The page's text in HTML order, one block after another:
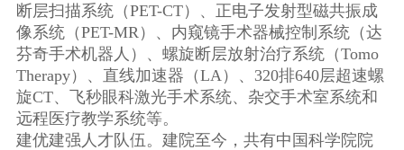
断层扫描系统（PET-CT）、正电子发射型磁共振成
像系统（PET-MR）、内窥镜手术器械控制系统（达
芬奇手术机器人）、螺旋断层放射治疗系统（Tomo
Therapy）、直线加速器（LA）、320排640层超速螺
旋CT、飞秒眼科激光手术系统、杂交手术室系统和
远程医疗教学系统等。
建优建强人才队伍。建院至今，共有中国科学院院